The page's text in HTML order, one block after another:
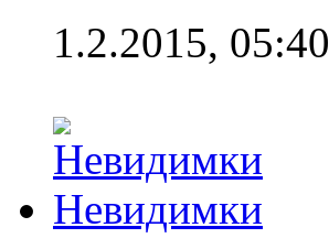
1.2.2015, 05:40
Невидимки